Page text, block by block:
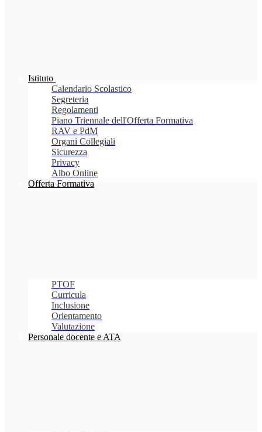
Istituto
Calendario Scolastico
Segreteria
Regolamenti
Piano Triennale dell'Offerta Formativa
RAV e PdM
Organi Collegiali
Sicurezza
Privacy
Albo Online
Offerta Formativa
PTOF
Curricula
Inclusione
Orientamento
Valutazione
Personale docente e ATA